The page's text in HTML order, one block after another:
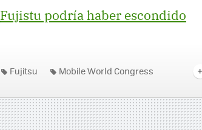
Fujistu podría haber escondido
Fujitsu
Mobile World Congress